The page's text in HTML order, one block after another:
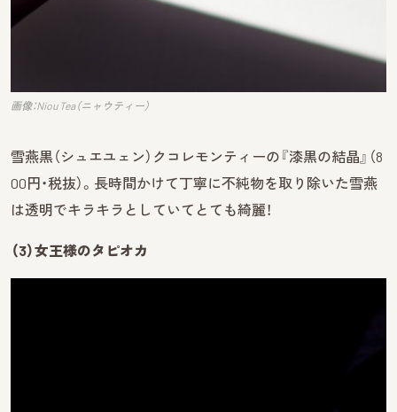
画像：Niou Tea（ニャウティー）
雪燕黒（シュエユェン）クコレモンティーの『漆黒の結晶』（8
00円・税抜）。長時間かけて丁寧に不純物を取り除いた雪燕
は透明でキラキラとしていてとても綺麗！
（3）女王様のタピオカ